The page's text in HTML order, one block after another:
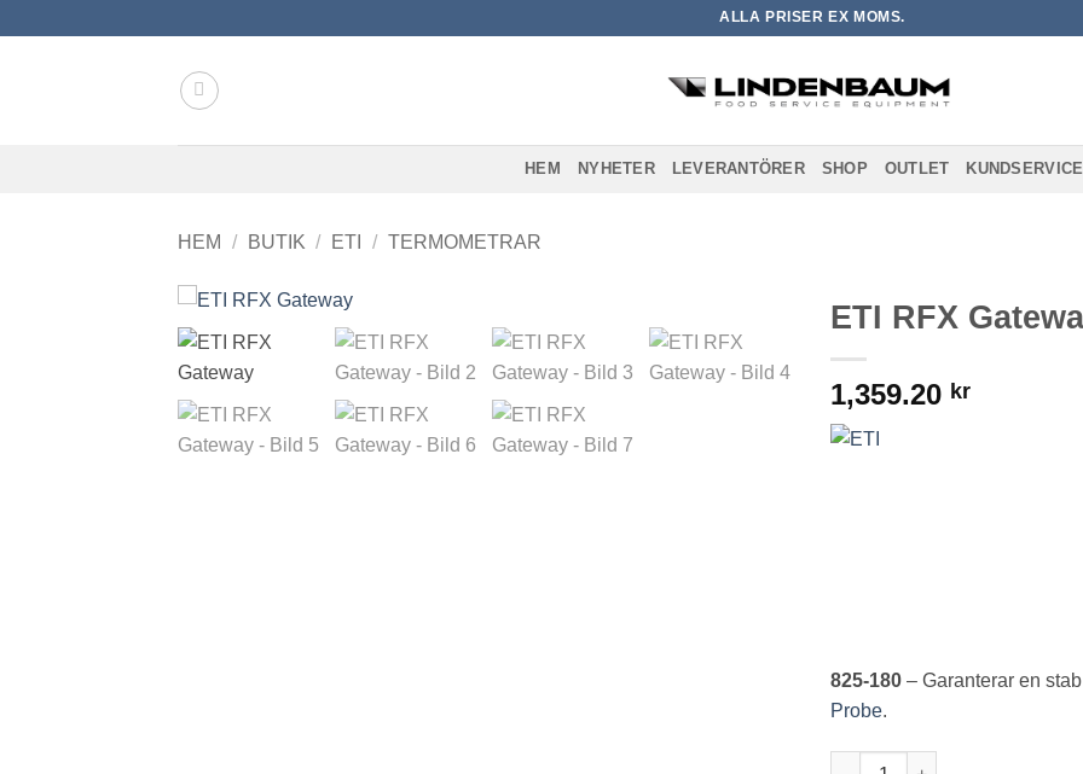
ALLA PRISER EX MOMS.
HEM NYHETER LEVERANTÖRER SHOP OUTLET KUNDSERVICE
HEM / BUTIK / ETI / TERMOMETRAR
Lägg till i
önskelistan
ETI RFX
1,359.20 kr
825-180 – Garanterar en
Probe.
ETI RFX Gateway mängd